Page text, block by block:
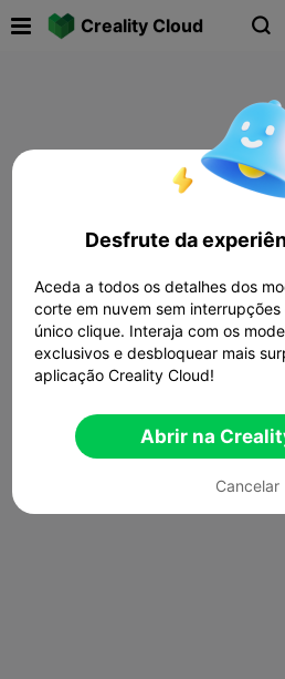
Creality Cloud 
Desfrute da
Aceda a todos os detalhes dos
corte em nuvem sem
único clique. Interaja com os
exclusivos e desbloquear mais
aplicação Creality Cloud!
Abrir na
Cancelar